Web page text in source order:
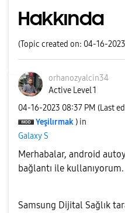
Hakkında
(Topic created on: 04-16-
orhanozyalcin34
Active Level 1
‎04-16-2023 08:37 PM (Last
Yeşilırmak ) in
Galaxy S
Merhabalar, android
bağlantı ile kullanıyorum.
Samsung Dijital Sağlık